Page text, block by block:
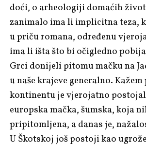
doći, o arheologiji domaćih
zanimalo ima li implicitna teza,
u priču romana, određenu
ima li išta što bi očigledno
Grci donijeli pitomu mačku na
u naše krajeve generalno.
kontinentu je vjerojatno
europska mačka, šumska, koja
pripitomljena, a danas je,
U Škotskoj još postoji kao